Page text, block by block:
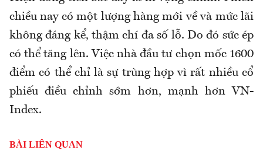
chiều nay có một lượng hàng mới về và mức lãi
không đáng kể, thậm chí đa số lỗ. Do đó sức ép
có thể tăng lên. Việc nhà đầu tư chọn mốc 1600
điểm có thể chỉ là sự trùng hợp vì rất nhiều cổ
phiếu điều chỉnh sớm hơn, mạnh hơn VN-
Index.
BÀI LIÊN QUAN